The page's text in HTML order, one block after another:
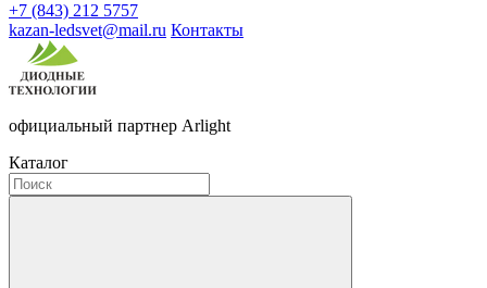
+7 (843) 212 5757
kazan-ledsvet@mail.ru Контакты
официальный партнер Arlight
Каталог